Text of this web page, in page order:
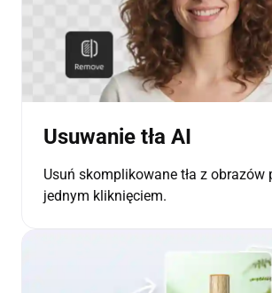
Usuwanie tła AI
Usuń skomplikowane tła z obrazów
jednym kliknięciem.